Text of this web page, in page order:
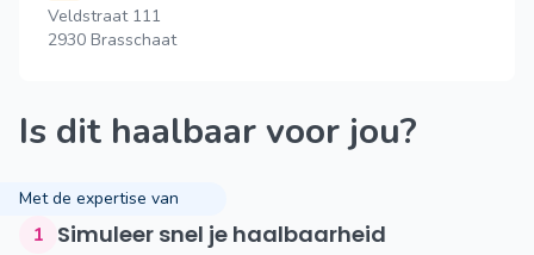
Veldstraat 111
2930 Brasschaat
Is dit haalbaar voor jou?
Met de expertise van
1 Simuleer snel je haalbaarheid